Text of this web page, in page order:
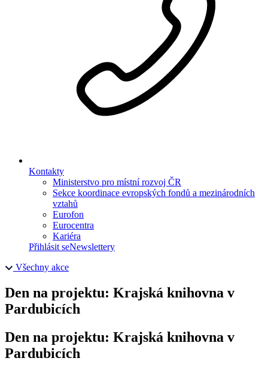
Kontakty
Ministerstvo pro místní rozvoj ČR
Sekce koordinace evropských fondů a mezinárodních
vztahů
Eurofon
Eurocentra
Kariéra
Přihlásit seNewslettery
Všechny akce
Den na projektu: Krajská knihovna v
Pardubicích
Den na projektu: Krajská knihovna v
Pardubicích